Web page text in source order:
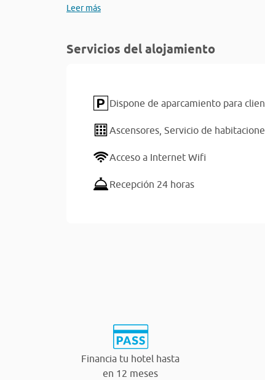
Leer más
Servicios del alojamiento
Dispone de aparcamiento para
Ascensores, Servicio de
Acceso a Internet Wifi
Recepción 24 horas
Financia tu hotel hasta
en 12 meses